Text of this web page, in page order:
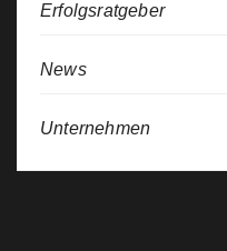
Erfolgsratgeber
News
Unternehmen